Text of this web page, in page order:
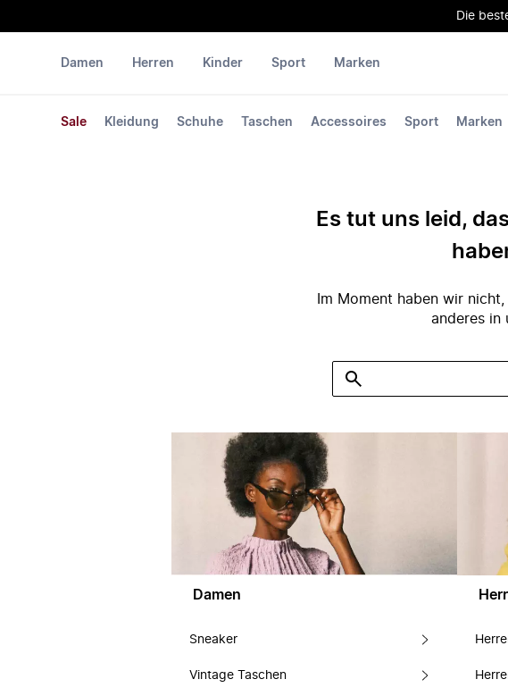
Die
Damen
Sale Kleidung Schuhe Taschen Accessoires Sport Marken
Herren Kinder Sport Marken
Es tut uns leid,
Im Moment haben wir
anderes in
Damen
Sneaker
Vintage Taschen